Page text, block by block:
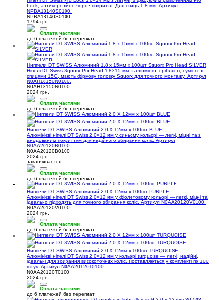
Lock, антикорозійне чорне покриття. Для спиць 1.8 мм. Артикул
NPBA18140S0100.
NPBA18140S0100
1794 грн.
Оплата частями
до 6 платежей без переплат
Ниппели DT SWISS Алюминий 1.8 x 15мм х 100шт Squorx Pro Head SILVER
Ніпелі DT Swiss Squorx Pro Head 1.8×15 мм з алюмінію, сріблясті, сумісні зі
спицями 15G, мають фірмову головку Squorx для точного монтажу. Артикул
N0AH18150N0100.
N0AH18150N0100
2024 грн.
Оплата частями
до 6 платежей без переплат
Ниппели DT SWISS Алюминий 2.0 X 12мм х 100шт BLUE
Алюмінієві ніпелі DT Swiss 2.0×12 мм у синьому кольорі — легкі, міцні та з
анодованим покриттям для надійного збирання коліс. Артикул
N0AA20120B0100.
N0AA20120B0100
2024 грн.
заканчивается
Оплата частями
до 6 платежей без переплат
Ниппели DT SWISS Алюминий 2.0 X 12мм х 100шт PURPLE
Алюмінієві ніпелі DT Swiss 2.0×12 мм у фіолетовому кольорі — легкі, міцні та
ідеально підходять для точного збирання коліс. Артикул N0AA20120V0100.
N0AA20120V0100
2024 грн.
Оплата частями
до 6 платежей без переплат
Ниппели DT SWISS Алюминий 2.0 X 12мм х 100шт TURQUOISE
Алюмінієві ніпелі DT Swiss 2.0×12 мм у кольорі turquoise — легкі, надійні,
ідеальні для збирання високоточних коліс. Поставляються у комплекті по 100
штук. Артикул N0AA20120T0100.
N0AA20120T0100
2024 грн.
Оплата частями
до 6 платежей без переплат